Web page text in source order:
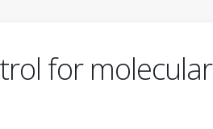
for molecular